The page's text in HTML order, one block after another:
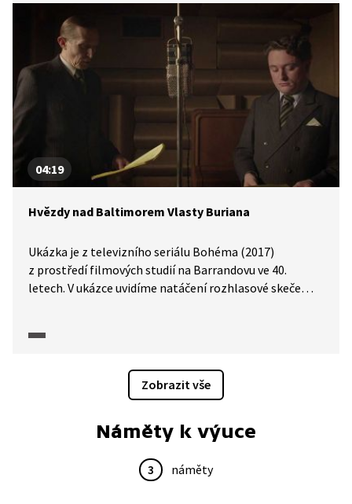
verze. Zemřel v roce 1941 v koncentračním táboře
Mauthausen.
04:19
Hvězdy nad Baltimorem Vlasty Buriana
Ukázka je z televizního seriálu Bohéma (2017)
z prostředí filmových studií na Barrandovu ve 40.
letech. V ukázce uvidíme natáčení rozhlasové skeče
při soudním líčení, kde byl odsouzen za kolaboraci.
propagandistických pořadů. Rehabilitace se V. Burian
dočkal až v roce 1994.
Zobrazit vše
Náměty k výuce
3 náměty